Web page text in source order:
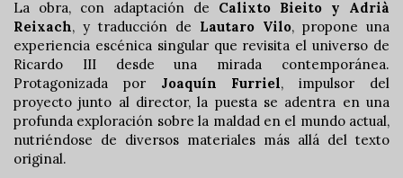
La obra, con adaptación de
Calixto Bieito y Adrià
Reixach, y traducción de Lautaro Vilo, propone una
experiencia escénica singular que revisita el universo de
Ricardo III desde una mirada contemporánea.
Protagonizada por
Joaquín Furriel, impulsor del
proyecto junto al director, la puesta se adentra en una
profunda exploración sobre la maldad en el mundo actual,
nutriéndose de diversos materiales más allá del texto
original.